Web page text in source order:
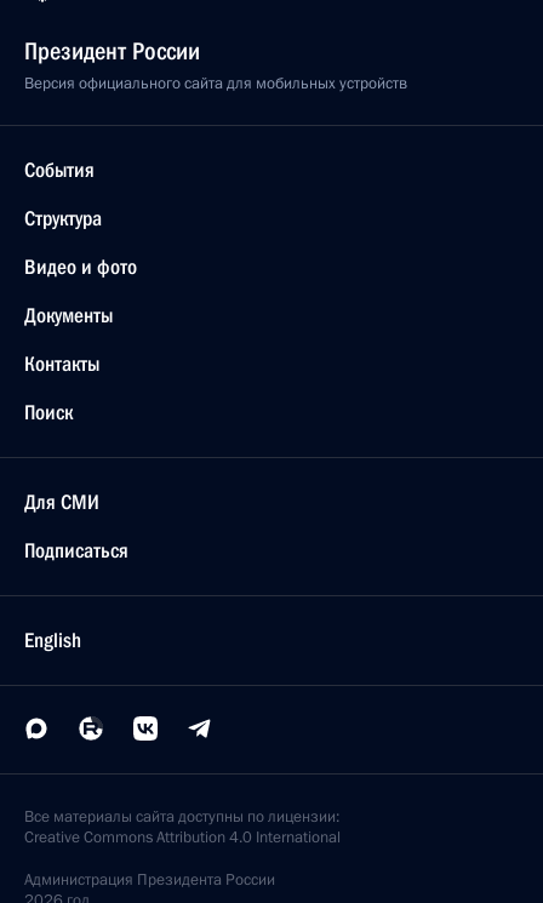
Президент России
Версия официального сайта для мобильных устройств
События
Структура
Видео и фото
Документы
Контакты
Поиск
Для СМИ
Подписаться
English
Все материалы сайта доступны по лицензии:
Creative Commons Attribution 4.0 International
Администрация Президента России